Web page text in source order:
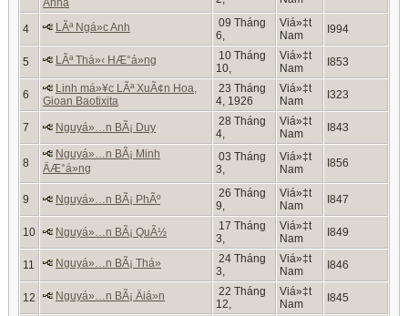
Anna
4 LÃª Ngá»c Anh
09 Tháng
6,
Viá»‡t
Nam
I994
5 LÃª Thá»‹ HÆ°á»ng
10 Tháng
10,
Viá»‡t
Nam
I853
6
Linh má»¥c LÃª XuÃ¢n Hoa,
Gioan Baotixita
23 Tháng
4, 1926
Viá»‡t
Nam
I323
7 Nguyá»…n BÃ¡ Duy
28 Tháng
4,
Viá»‡t
Nam
I843
8
Nguyá»…n BÃ¡ Minh
ÄÆ°á»ng
03 Tháng
3,
Viá»‡t
Nam
I856
9 Nguyá»…n BÃ¡ PhÃº
26 Tháng
9,
Viá»‡t
Nam
I847
10 Nguyá»…n BÃ¡ QuÃ½
17 Tháng
3,
Viá»‡t
Nam
I849
11 Nguyá»…n BÃ¡ Thá»
24 Tháng
3,
Viá»‡t
Nam
I846
12 Nguyá»…n BÃ¡ Äiá»n
22 Tháng
12,
Viá»‡t
Nam
I845